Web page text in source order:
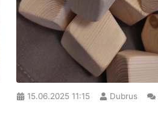
15.06.2025 11:15 Dubrus